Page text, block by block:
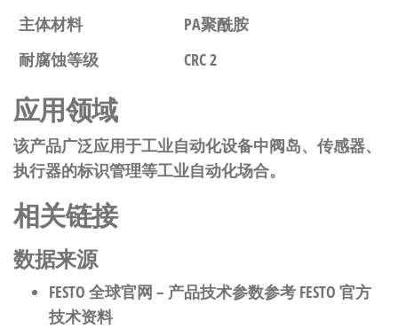
主体材料
PA聚酰胺
耐腐蚀等级
CRC 2
应用领域
该产品广泛应用于工业自动化设备中阀岛、传感器、
执行器的标识管理等工业自动化场合。
相关链接
数据来源
FESTO 全球官网 – 产品技术参数参考 FESTO 官方
技术资料